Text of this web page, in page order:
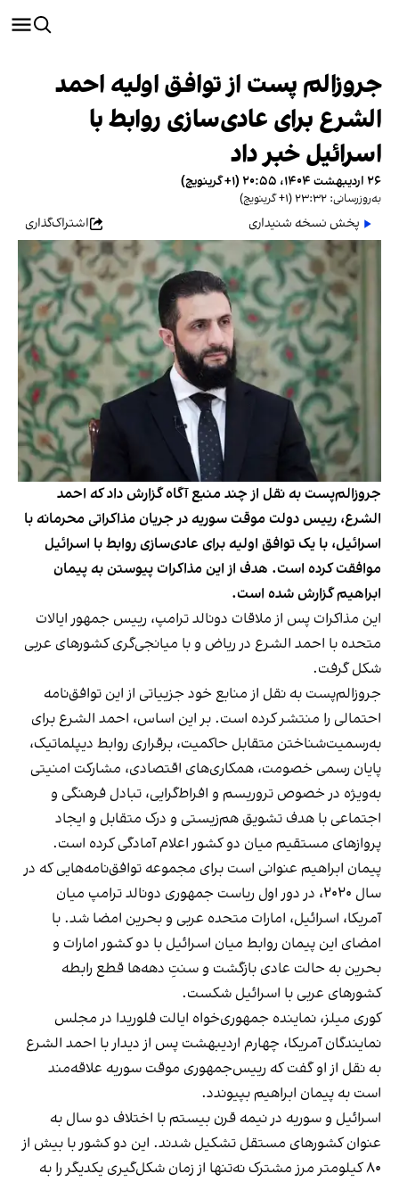
جروزالم پست از توافق اولیه احمد
الشرع برای عادی‌سازی روابط با
اسرائیل خبر داد
۲۶ اردیبهشت ۱۴۰۴، ۲۰:۵۵ (‎+۱ گرینویچ)
به‌روزرسانی: ۲۳:۳۲ (‎+۱ گرینویچ)
پخش نسخه شنیداری اشتراک‌گذاری
جروزالم‌پست به نقل از چند منبع آگاه گزارش داد که احمد
الشرع، رییس‌ دولت موقت سوریه در جریان مذاکراتی محرمانه با
اسرائیل، با یک توافق اولیه برای عادی‌سازی روابط با اسرائیل
موافقت کرده است. هدف از این مذاکرات پیوستن به پیمان
ابراهیم گزارش شده است.
این مذاکرات پس از ملاقات دونالد ترامپ، رییس جمهور ایالات
متحده با احمد الشرع در ریاض و با میانجی‌گری کشورهای عربی
شکل گرفت.
جروزالم‌پست به نقل از منابع خود جزییاتی از این توافق‌نامه
احتمالی را منتشر کرده است. بر این اساس، احمد الشرع برای
به‌رسمیت‌شناختن متقابل حاکمیت، برقراری روابط دیپلماتیک،
پایان رسمی خصومت، همکاری‌های اقتصادی، مشارکت امنیتی
به‌ویژه در خصوص تروریسم و افرا‌ط‌گرایی، تبادل فرهنگی و
اجتماعی با هدف تشویق هم‌زیستی و درک متقابل و ایجاد
پروازهای مستقیم میان دو کشور اعلام آمادگی کرده است.
پیمان ابراهیم عنوانی است برای مجموعه توافق‌نامه‌‌هایی که در
سال ۲۰۲۰، در دور اول ریاست جمهوری دونالد ترامپ میان
آمریکا، اسرائیل، امارات متحده عربی و بحرین امضا شد. با
امضای این پیمان روابط میان اسرائیل با دو کشور امارات و
بحرین به حالت عادی بازگشت و سنتِ دهه‌ها قطع رابطه
کشورهای عربی با اسرائیل شکست.
کوری میلز، نماینده جمهوری‌خواه ایالت فلوریدا در مجلس
نمایندگان آمریکا، چهارم اردیبهشت پس از دیدار با احمد الشرع
به نقل از او گفت که رییس‌جمهوری موقت سوریه علاقه‌مند
است به پیمان ابراهیم بپیوندد.
اسرائیل و سوریه در نیمه قرن بیستم با اختلاف دو سال به
عنوان کشورهای مستقل تشکیل شدند. این دو کشور با بیش از
۸۰ کیلومتر مرز مشترک نه‌تنها از زمان شکل‌گیری یکدیگر را به